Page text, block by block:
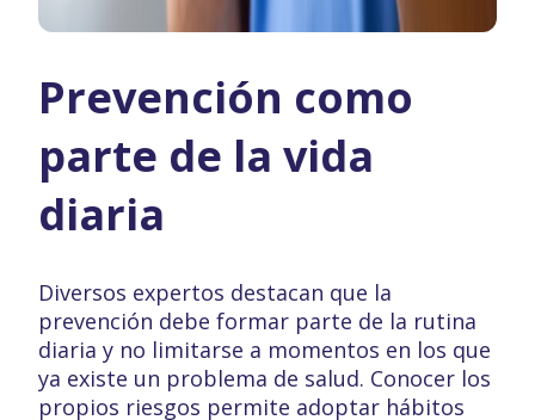
Prevención como
parte de la vida
diaria
Diversos expertos destacan que la
prevención debe formar parte de la rutina
diaria y no limitarse a momentos en los que
ya existe un problema de salud. Conocer los
propios riesgos permite adoptar hábitos